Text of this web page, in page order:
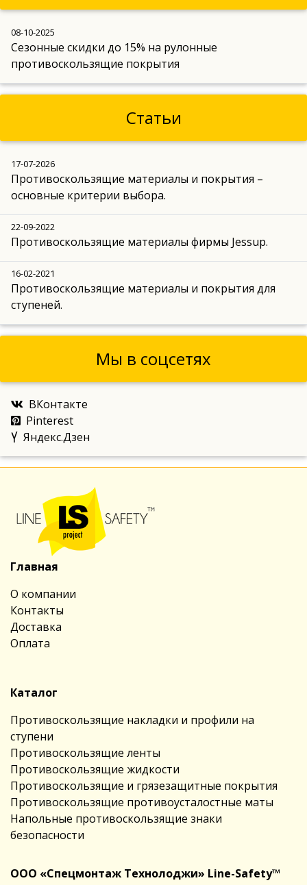
08-10-2025
Сезонные скидки до 15% на рулонные
противоскользящие покрытия
Статьи
17-07-2026
Противоскользящие материалы и покрытия –
основные критерии выбора.
22-09-2022
Противоскользящие материалы фирмы Jessup.
16-02-2021
Противоскользящие материалы и покрытия для
ступеней.
Мы в соцсетях
ВКонтакте
Pinterest
Яндекс.Дзен
Главная
О компании
Контакты
Доставка
Оплата
Каталог
Противоскользящие накладки и профили на
ступени
Противоскользящие ленты
Противоскользящие жидкости
Противоскользящие и грязезащитные покрытия
Противоскользящие противоусталостные маты
Напольные противоскользящие знаки
безопасности
ООО «Спецмонтаж Технолоджи» Line-Safety™